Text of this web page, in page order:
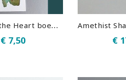
A
rt from the Heart boekenlegger Labradoriet 01
€ 7,50
€